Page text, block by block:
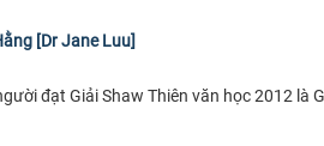
[Dr Jane Luu]
đạt Giải Shaw Thiên văn học 2012 là